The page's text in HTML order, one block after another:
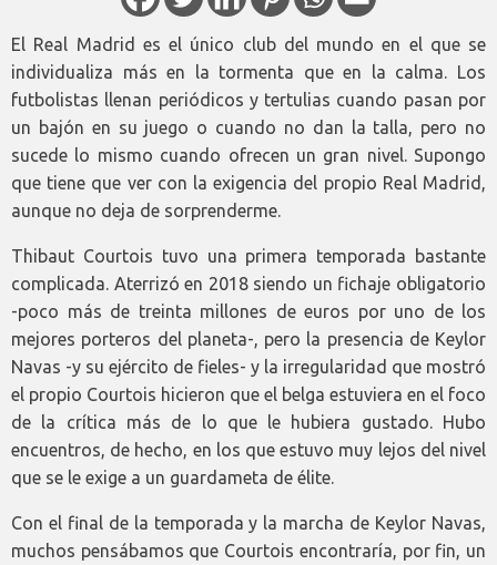
El Real Madrid es el único club del mundo en el que se
individualiza más en la tormenta que en la calma. Los
futbolistas llenan periódicos y tertulias cuando pasan por
un bajón en su juego o cuando no dan la talla, pero no
sucede lo mismo cuando ofrecen un gran nivel. Supongo
que tiene que ver con la exigencia del propio Real Madrid,
aunque no deja de sorprenderme.
Thibaut Courtois tuvo una primera temporada bastante
complicada. Aterrizó en 2018 siendo un fichaje obligatorio
-poco más de treinta millones de euros por uno de los
mejores porteros del planeta-, pero la presencia de Keylor
Navas -y su ejército de fieles- y la irregularidad que mostró
el propio Courtois hicieron que el belga estuviera en el foco
de la crítica más de lo que le hubiera gustado. Hubo
encuentros, de hecho, en los que estuvo muy lejos del nivel
que se le exige a un guardameta de élite.
Con el final de la temporada y la marcha de Keylor Navas,
muchos pensábamos que Courtois encontraría, por fin, un